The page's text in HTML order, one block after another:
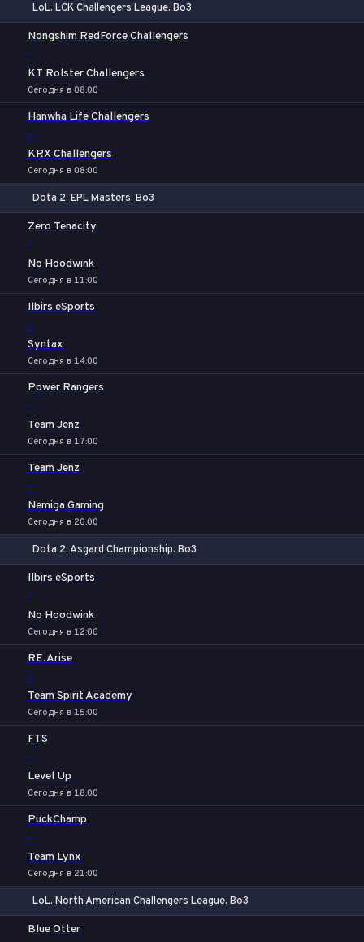
LoL. LCK Challengers League. Bo3
Nongshim RedForce Challengers
-
KT Rolster Challengers
Сегодня в 08:00
Hanwha Life Challengers
-
KRX Challengers
Сегодня в 08:00
Dota 2. EPL Masters. Bo3
Zero Tenacity
-
No Hoodwink
Сегодня в 11:00
Ilbirs eSports
-
Syntax
Сегодня в 14:00
Power Rangers
-
Team Jenz
Сегодня в 17:00
Team Jenz
-
Nemiga Gaming
Сегодня в 20:00
Dota 2. Asgard Championship. Bo3
Ilbirs eSports
-
No Hoodwink
Сегодня в 12:00
RE.Arise
-
Team Spirit Academy
Сегодня в 15:00
FTS
-
Level Up
Сегодня в 18:00
PuckChamp
-
Team Lynx
Сегодня в 21:00
LoL. North American Challengers League. Bo3
Blue Otter